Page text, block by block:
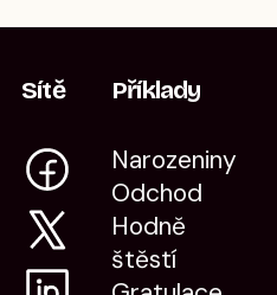
Sítě Příklady
Narozeniny
Odchod
Hodně
štěstí